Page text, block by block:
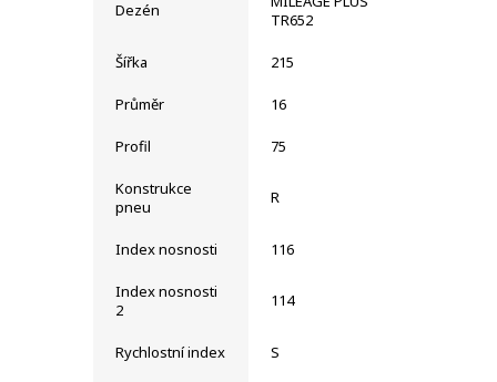
Dezén
TR652
Šířka 215
Průměr 16
Profil 75
Konstrukce
pneu
R
Index nosnosti 116
Index nosnosti
2
114
Rychlostní index S